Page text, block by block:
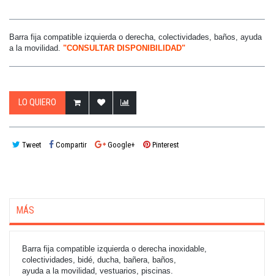
Barra fija compatible izquierda o derecha, colectividades, baños, ayuda
a la movilidad. "CONSULTAR DISPONIBILIDAD"
LO QUIERO
Tweet Compartir Google+ Pinterest
MÁS
Barra fija compatible izquierda o derecha inoxidable,
colectividades, bidé, ducha, bañera , baños,
ayuda a la movilidad, vestuarios, piscinas.